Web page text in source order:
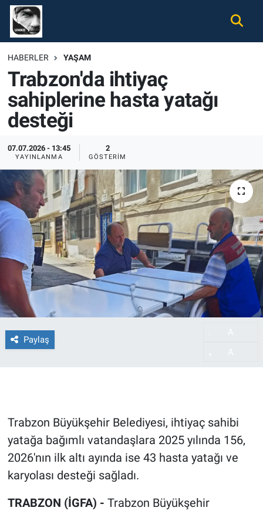
HABERLER YAŞAM
Trabzon'da ihtiyaç
sahiplerine hasta yatağı
desteği
07.07.2026 - 13:45
YAYINLANMA
2
GÖSTERIM
Paylaş
Trabzon Büyükşehir Belediyesi, ihtiyaç sahibi
yatağa bağımlı vatandaşlara 2025 yılında 156,
2026'nın ilk altı ayında ise 43 hasta yatağı ve
karyolası desteği sağladı.
TRABZON (İGFA) - Trabzon Büyükşehir
Gündem
Ekonomi
Spor
Magazin
Tüm Haberler
İletişim
Künye
Nöbetçi Eczaneler
Hava Durumu
Namaz Vakitleri
Trafik Durumu
Süper Lig Puan Durumu ve Fikstür
Tüm Manşetler
Son Dakika Haberleri
Haber Arşivi